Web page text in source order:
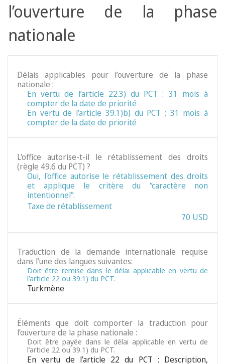
l’ouverture de la phase
nationale
Délais applicables pour l’ouverture de la phase
nationale :
En vertu de l’article 22.3) du PCT : 31 mois à
compter de la date de priorité
En vertu de l’article 39.1)b) du PCT : 31 mois à
compter de la date de priorité
L'office autorise-t-il le rétablissement des droits
(règle 49.6 du PCT) ?
Oui, l'office autorise le rétablissement des droits
et applique le critère du “caractère non
intentionnel”.
Taxe de rétablissement
70 USD
Traduction de la demande internationale requise
dans l’une des langues suivantes:
Doit être remise dans le délai applicable en vertu de
l’article 22 ou 39.1) du PCT.
Turkmène
Éléments que doit comporter la traduction pour
l’ouverture de la phase nationale :
Doit être payée dans le délai applicable en vertu de
l’article 22 ou 39.1) du PCT.
En vertu de l’article 22 du PCT : Description,